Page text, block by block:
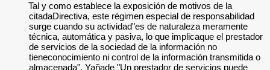
Tal y como establece la exposición de motivos de la
citadaDirectiva, este régimen especial de responsabilidad
surge cuando su actividad"es de naturaleza meramente
técnica, automática y pasiva, lo que implicaque el prestador
de servicios de la sociedad de la información no
tieneconocimiento ni control de la información transmitida o
almacenada". Yañade "Un prestador de servicios puede